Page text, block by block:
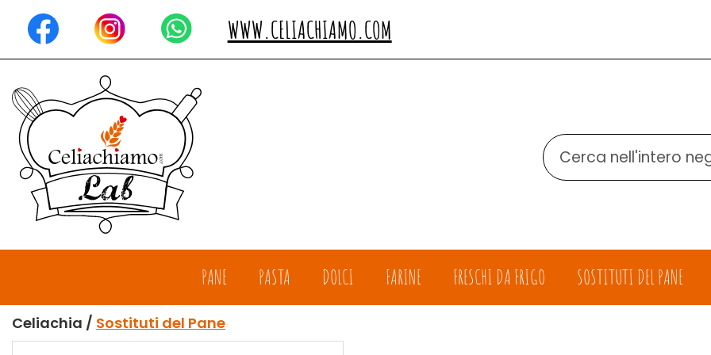
contenuto
principale
WWW.CELIACHIAMO.COM
Cerca
Prodotto
PANE PASTA DOLCI FARINE FRESCHI DA FRIGO SOSTITUTI DEL PANE
Celiachia / Sostituti del Pane